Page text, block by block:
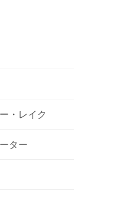
・レイク
ター